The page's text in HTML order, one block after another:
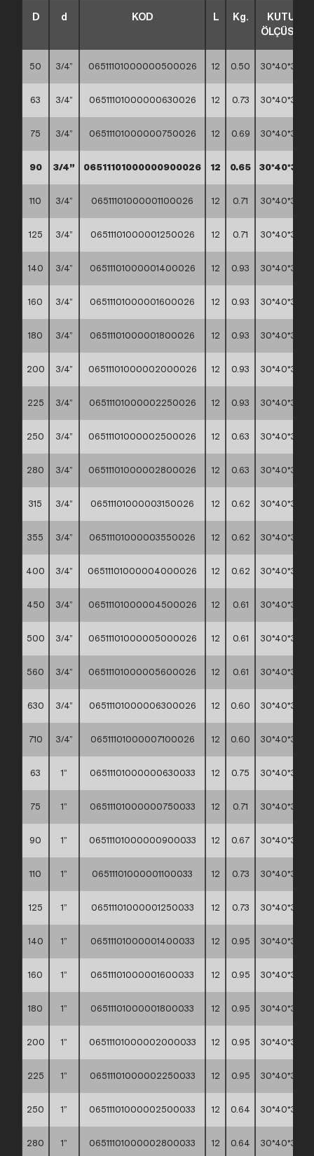
D d KOD L Kg.
KUTU
ÖLÇÜSÜ
50 3/4” 06511101000000500026 12 0.50 30*40*30
63 3/4” 06511101000000630026 12 0.73 30*40*30
75 3/4” 06511101000000750026 12 0.69 30*40*30
90 3/4” 06511101000000900026 12 0.65 30*40*30
110 3/4” 06511101000001100026 12 0.71 30*40*30
125 3/4” 06511101000001250026 12 0.71 30*40*30
140 3/4” 06511101000001400026 12 0.93 30*40*30
160 3/4” 06511101000001600026 12 0.93 30*40*30
180 3/4” 06511101000001800026 12 0.93 30*40*30
200 3/4” 06511101000002000026 12 0.93 30*40*30
225 3/4” 06511101000002250026 12 0.93 30*40*30
250 3/4” 06511101000002500026 12 0.63 30*40*30
280 3/4” 06511101000002800026 12 0.63 30*40*30
315 3/4” 06511101000003150026 12 0.62 30*40*30
355 3/4” 06511101000003550026 12 0.62 30*40*30
400 3/4” 06511101000004000026 12 0.62 30*40*30
450 3/4” 06511101000004500026 12 0.61 30*40*30
500 3/4” 06511101000005000026 12 0.61 30*40*30
560 3/4” 06511101000005600026 12 0.61 30*40*30
630 3/4” 06511101000006300026 12 0.60 30*40*30
710 3/4” 06511101000007100026 12 0.60 30*40*30
63 1” 06511101000000630033 12 0.75 30*40*30
75 1” 06511101000000750033 12 0.71 30*40*30
90 1” 06511101000000900033 12 0.67 30*40*30
110 1” 06511101000001100033 12 0.73 30*40*30
125 1” 06511101000001250033 12 0.73 30*40*30
140 1” 06511101000001400033 12 0.95 30*40*30
160 1” 06511101000001600033 12 0.95 30*40*30
180 1” 06511101000001800033 12 0.95 30*40*30
200 1” 06511101000002000033 12 0.95 30*40*30
225 1” 06511101000002250033 12 0.95 30*40*30
250 1” 06511101000002500033 12 0.64 30*40*30
280 1” 06511101000002800033 12 0.64 30*40*30